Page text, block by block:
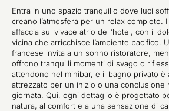
Entra in uno spazio tranquillo dove luci
creano l’atmosfera per un relax completo.
affaccia sul vivace atrio dell’hotel, con il
vicina che arricchisce l’ambiente pacifico.
francese invita a un sonno ristoratore,
offrono tranquilli momenti di svago o
attendono nel minibar, e il bagno privato è
attrezzato per un inizio o una conclusione
giornata. Qui, ogni dettaglio è progettato
natura, al comfort e a una sensazione di